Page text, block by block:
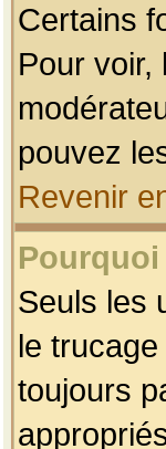
Certains
Pour voir,
pouvez
Revenir
Seuls les
le
toujours